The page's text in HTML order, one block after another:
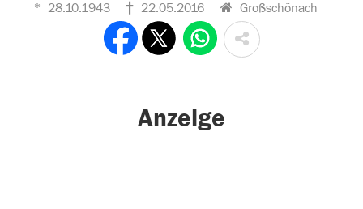
28.10.1943 22.05.2016 Großschönach
Anzeige